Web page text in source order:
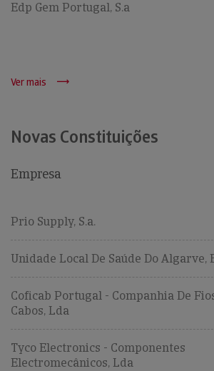
Edp Gem Portugal, S.a
Ver mais
Novas Constituições
Empresa
Prio Supply, S.a.
Unidade Local De Saúde Do Algarve,
Coficab Portugal - Companhia De
Cabos, Lda
Tyco Electronics - Componentes
Electromecânicos, Lda